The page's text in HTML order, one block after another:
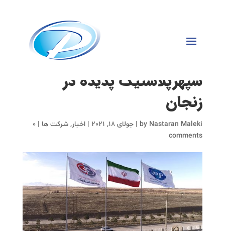
اهتزاز پرچم جمهوری اسلامی
ایران و گروه صنعتی گلرنگ و
سپهرپلاستیک پدیده در
زنجان
by Nastaran Maleki
| جولای 18, 2021 | اخبار, شرکت ها |
0
comments